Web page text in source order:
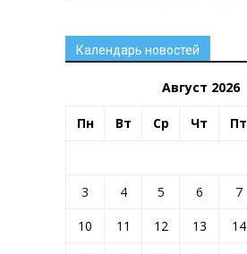
Календарь новостей
Август 2026
Пн Вт Ср Чт Пт
3
4 5 6 7
10
11 12 13 14